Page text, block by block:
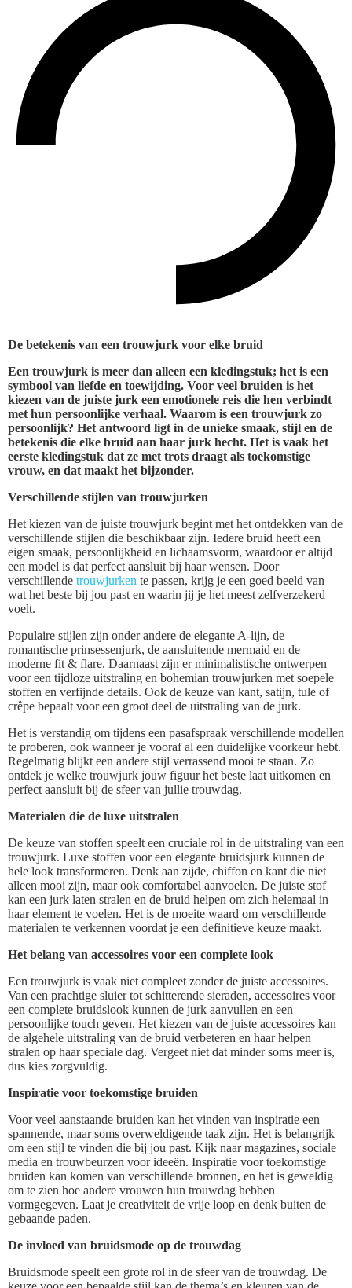
De betekenis van een trouwjurk voor elke bruid
Een trouwjurk is meer dan alleen een kledingstuk; het is een
symbool van liefde en toewijding. Voor veel bruiden is het
kiezen van de juiste jurk een emotionele reis die hen verbindt
met hun persoonlijke verhaal. Waarom is een trouwjurk zo
persoonlijk? Het antwoord ligt in de unieke smaak, stijl en de
betekenis die elke bruid aan haar jurk hecht. Het is vaak het
eerste kledingstuk dat ze met trots draagt als toekomstige
vrouw, en dat maakt het bijzonder.
Verschillende stijlen van trouwjurken
Het kiezen van de juiste trouwjurk begint met het ontdekken van de
verschillende stijlen die beschikbaar zijn. Iedere bruid heeft een
eigen smaak, persoonlijkheid en lichaamsvorm, waardoor er altijd
een model is dat perfect aansluit bij haar wensen. Door
verschillende trouwjurken te passen, krijg je een goed beeld van
wat het beste bij jou past en waarin jij je het meest zelfverzekerd
voelt.
Populaire stijlen zijn onder andere de elegante A-lijn, de
romantische prinsessenjurk, de aansluitende mermaid en de
moderne fit & flare. Daarnaast zijn er minimalistische ontwerpen
voor een tijdloze uitstraling en bohemian trouwjurken met soepele
stoffen en verfijnde details. Ook de keuze van kant, satijn, tule of
crêpe bepaalt voor een groot deel de uitstraling van de jurk.
Het is verstandig om tijdens een pasafspraak verschillende modellen
te proberen, ook wanneer je vooraf al een duidelijke voorkeur hebt.
Regelmatig blijkt een andere stijl verrassend mooi te staan. Zo
ontdek je welke trouwjurk jouw figuur het beste laat uitkomen en
perfect aansluit bij de sfeer van jullie trouwdag.
Materialen die de luxe uitstralen
De keuze van stoffen speelt een cruciale rol in de uitstraling van een
trouwjurk. Luxe stoffen voor een elegante bruidsjurk kunnen de
hele look transformeren. Denk aan zijde, chiffon en kant die niet
alleen mooi zijn, maar ook comfortabel aanvoelen. De juiste stof
kan een jurk laten stralen en de bruid helpen om zich helemaal in
haar element te voelen. Het is de moeite waard om verschillende
materialen te verkennen voordat je een definitieve keuze maakt.
Het belang van accessoires voor een complete look
Een trouwjurk is vaak niet compleet zonder de juiste accessoires.
Van een prachtige sluier tot schitterende sieraden, accessoires voor
een complete bruidslook kunnen de jurk aanvullen en een
persoonlijke touch geven. Het kiezen van de juiste accessoires kan
de algehele uitstraling van de bruid verbeteren en haar helpen
stralen op haar speciale dag. Vergeet niet dat minder soms meer is,
dus kies zorgvuldig.
Inspiratie voor toekomstige bruiden
Voor veel aanstaande bruiden kan het vinden van inspiratie een
spannende, maar soms overweldigende taak zijn. Het is belangrijk
om een stijl te vinden die bij jou past. Kijk naar magazines, sociale
media en trouwbeurzen voor ideeën. Inspiratie voor toekomstige
bruiden kan komen van verschillende bronnen, en het is geweldig
om te zien hoe andere vrouwen hun trouwdag hebben
vormgegeven. Laat je creativiteit de vrije loop en denk buiten de
gebaande paden.
De invloed van bruidsmode op de trouwdag
Bruidsmode speelt een grote rol in de sfeer van de trouwdag. De